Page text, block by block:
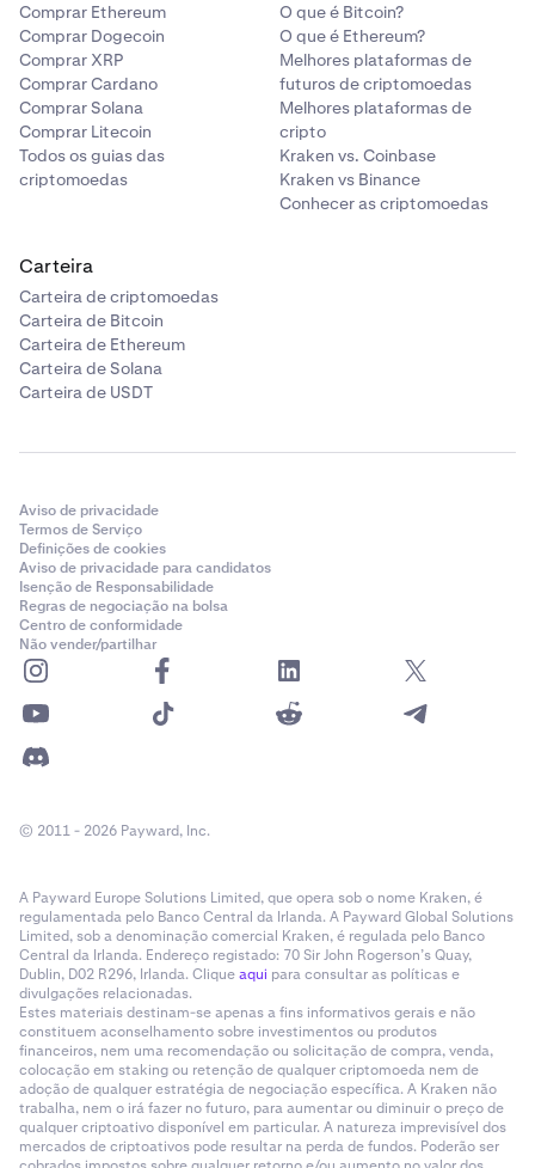
Comprar Ethereum
Comprar Dogecoin
Comprar XRP
Comprar Cardano
Comprar Solana
Comprar Litecoin
Todos os guias das
criptomoedas
O que é Bitcoin?
O que é Ethereum?
Melhores plataformas de
futuros de criptomoedas
Melhores plataformas de
cripto
Kraken vs. Coinbase
Kraken vs Binance
Conhecer as criptomoedas
Carteira
Carteira de criptomoedas
Carteira de Bitcoin
Carteira de Ethereum
Carteira de Solana
Carteira de USDT
Aviso de privacidade
Termos de Serviço
Definições de cookies
Aviso de privacidade para candidatos
Isenção de Responsabilidade
Regras de negociação na bolsa
Centro de conformidade
Não vender/partilhar
© 2011 - 2026 Payward, Inc.
A Payward Europe Solutions Limited, que opera sob o nome Kraken, é
regulamentada pelo Banco Central da Irlanda. A Payward Global Solutions
Limited, sob a denominação comercial Kraken, é regulada pelo Banco
Central da Irlanda. Endereço registado: 70 Sir John Rogerson’s Quay,
Dublin, D02 R296, Irlanda. Cliqueaqui para consultar as políticas e
divulgações relacionadas.
Estes materiais destinam-se apenas a fins informativos gerais e não
constituem aconselhamento sobre investimentos ou produtos
financeiros, nem uma recomendação ou solicitação de compra, venda,
colocação em staking ou retenção de qualquer criptomoeda nem de
adoção de qualquer estratégia de negociação específica. A Kraken não
trabalha, nem o irá fazer no futuro, para aumentar ou diminuir o preço de
qualquer criptoativo disponível em particular. A natureza imprevisível dos
mercados de criptoativos pode resultar na perda de fundos. Poderão ser